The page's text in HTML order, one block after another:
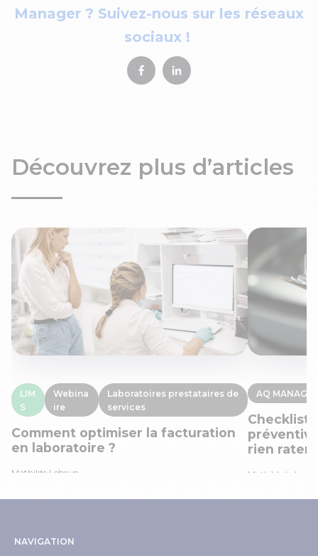
Manager ? Suivez-nous sur les réseaux
sociaux !
Découvrez plus d’articles
LIM
S
Webina
ire
Laboratoires prestataires de
services
Comment optimiser la facturation
en laboratoire ?
Mathilde Lebrun
AQ
Checklist
rien rater
Mathilde Lebrun
NAVIGATION